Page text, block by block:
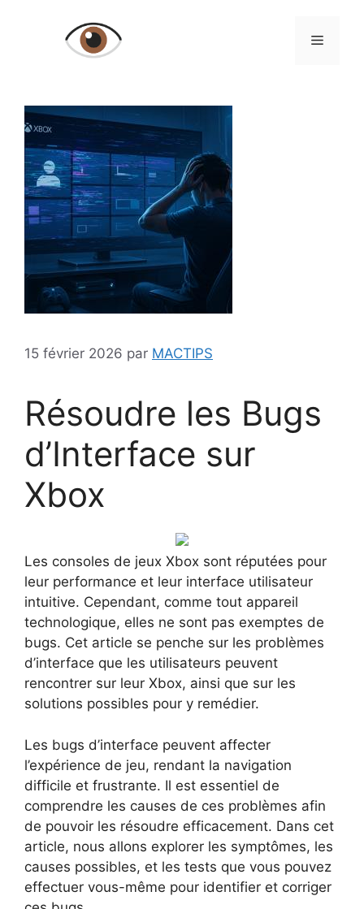
Menu
15 février 2026 par MACTIPS
Résoudre les Bugs
d’Interface sur
Xbox
Les consoles de jeux Xbox sont réputées pour
leur performance et leur interface utilisateur
intuitive. Cependant, comme tout appareil
technologique, elles ne sont pas exemptes de
bugs. Cet article se penche sur les problèmes
d’interface que les utilisateurs peuvent
rencontrer sur leur Xbox, ainsi que sur les
solutions possibles pour y remédier.
Les bugs d’interface peuvent affecter
l’expérience de jeu, rendant la navigation
difficile et frustrante. Il est essentiel de
comprendre les causes de ces problèmes afin
de pouvoir les résoudre efficacement. Dans cet
article, nous allons explorer les symptômes, les
causes possibles, et les tests que vous pouvez
effectuer vous-même pour identifier et corriger